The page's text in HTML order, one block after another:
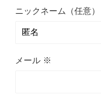
ニックネーム（任意）
メール ※